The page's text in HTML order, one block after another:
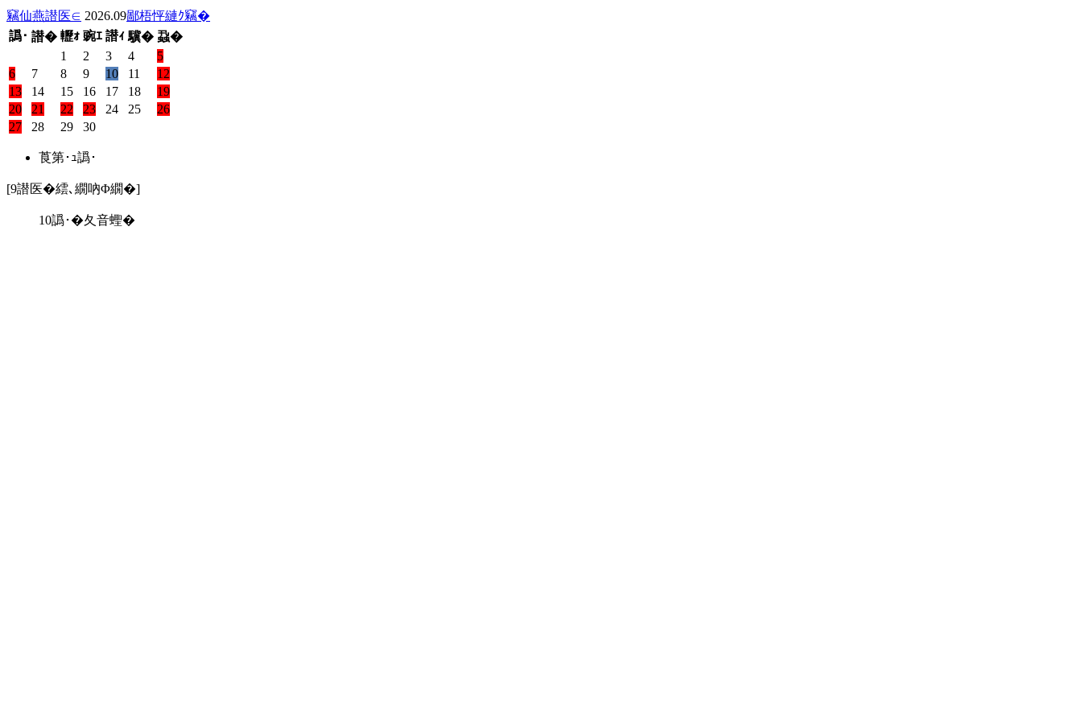
竊仙燕譛医∈ 2026.09鄙梧怦縺ｸ竊�
譌･ 譛� 轣ｫ 豌ｴ 譛ｨ 驥� 蝨�
1
2 3 4
5
6
7 8 9 10 11
12
13
14 15 16 17 18
19
20
21 22 23 24 25
26
27
28 29 30
莨第･ｭ譌･
[9譛医�繧､繝吶Φ繝�]
10譌･�夂音蟶�